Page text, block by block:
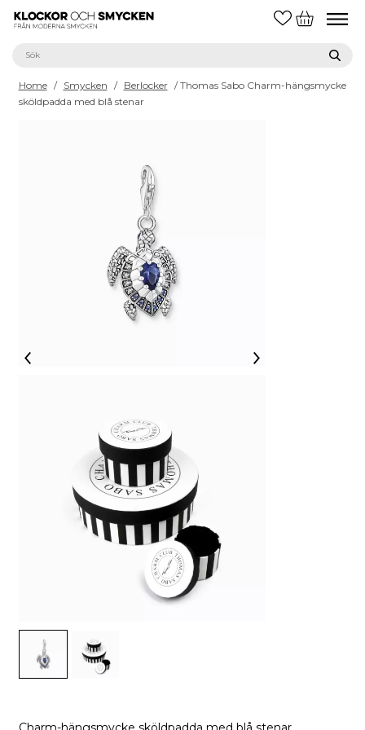
Home / Smycken / Berlocker / Thomas Sabo Charm-hängsmycke
sköldpadda med blå stenar